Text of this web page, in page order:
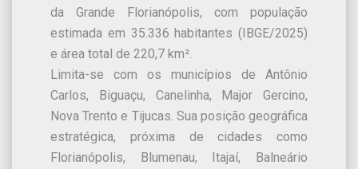
da Grande Florianópolis, com população
estimada em 35.336 habitantes (IBGE/2025)
e área total de 220,7 km².
Limita-se com os municípios de Antônio
Carlos, Biguaçu, Canelinha, Major Gercino,
Nova Trento e Tijucas. Sua posição geográfica
estratégica, próxima de cidades como
Florianópolis, Blumenau, Itajaí, Balneário